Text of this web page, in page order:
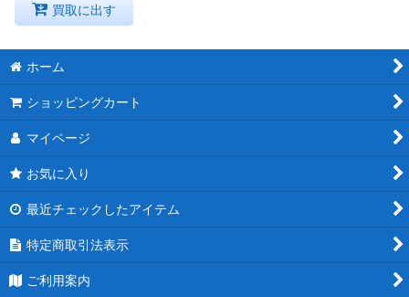
買取に出す
ホーム
ショッピングカート
マイページ
お気に入り
最近チェックしたアイテム
特定商取引法表示
ご利用案内